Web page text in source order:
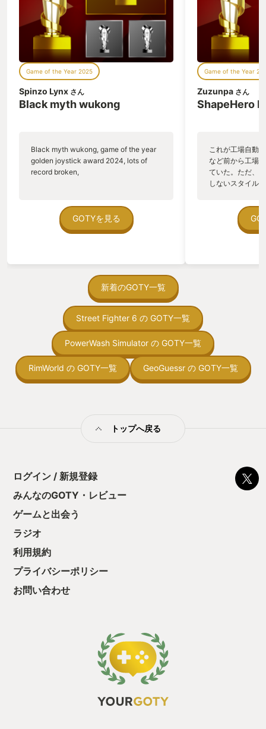
で工場の経営面は存在しません。 邪魔す
る敵とかもいません。 採掘する図形も無
限なので枯渇することも無いです。 工場
ゲーム初心者の方にこそオススメしたい
ゲームです。 お題が変わったら使えそう
な素材を探してその近くに工場を作る。
または、以前作った工場を改造して図形
て、お目当ての図形の近くにペーストす
る。 これですべてのお題はクリア可能で
いので、毎回同じ作業をしなくていいの
はとても助かりました。 （上に素材なし
と書きましたが、厳密に言うとコピペだ
くるので、その工場を壊さず残しておけ
ば大丈夫です） ここまでを工場ゲーム経
験者の人が読むと 「ヌルゲーじゃね？」
Factorio、Satisfactory（アーリーアク
セス版）、マインクラフトの工場MOD
など。 シミュレーションゲームでは昨年
GOTYに選ばせていただいたOxygen Not
Included。 他にはRimWorld、Space
Haven等、色々ややこしいのを管理して
遊ぶゲームが大好きなのですが、 安心し
てください！ Shapezもちゃんとややこ
しいです！ （我ながらGOTYとは思えな
い文章ですが「複雑な要素を管理するこ
とが楽しい」を表す言葉が思いつかない
の方も混乱なくステップアップできると
思います。 そしてチュートリアルが終盤
くまでエッセンス…本筋は図形パズル
だ！」 そう思っていた時期が私にもあり
ました。 「毎回工場を作るのが面倒くさ
い！」と思った瞬間からこのゲームは工
す。 それが【工場の完全自動化】 チュ
ートリアル終盤で開放される"信号"とい
う要素があります。 お題の納品所から現
在のお題の情報が仮想の情報（データ）
の情報を仮想の機械で分解分析をし、実
ます。 つまり、すべてのお題に対応でき
る工場を1つ立ててしまえば、あとはゲ
ーム画面を眺めるだけでお題が変わるご
とに完全オートでクリアが可能になりま
す。 工場長はスマホ片手にモニターを見
生活が可能なのです！ 「え？そんなの作
Game of the Year 2025
Spinzo Lynx さん
Black myth wukong
Black myth wukong, game of the year
golden joystick award 2024, lots of
record broken,
GOTYを見る
Game of the Year
Zuzunpa さん
ShapeHero
これが工場自動
など前から工場
ていた。ただ、
しないスタイル
ていた。 ただ
在を知ってから
う。気になる。
の印象。 しかし
止する設定を有
の仕組みの理解
満足できるまで
る！これにより
ちゃうじゃぁん
っと試すだけだ
て、クリアしち
新着のGOTY一覧
Street Fighter 6 の GOTY一覧
PowerWash Simulator の GOTY一覧
RimWorld の GOTY一覧 GeoGuessr の GOTY一覧
トップへ戻る
ログイン / 新規登録
みんなのGOTY・レビュー
ゲームと出会う
ラジオ
利用規約
プライバシーポリシー
お問い合わせ